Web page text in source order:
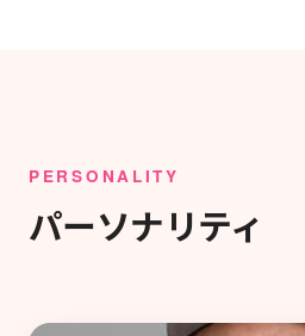
PERSONALITY
パーソナリティ